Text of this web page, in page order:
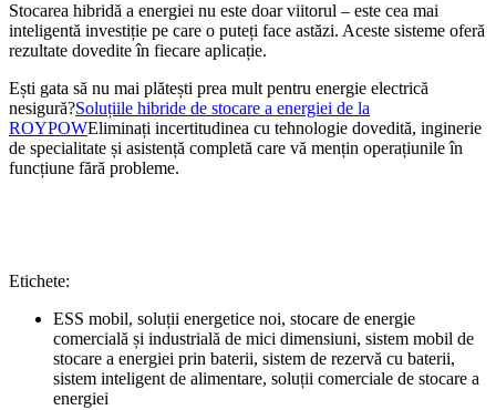
Stocarea hibridă a energiei nu este doar viitorul – este cea mai
inteligentă investiție pe care o puteți face astăzi. Aceste sisteme oferă
rezultate dovedite în fiecare aplicație.
Ești gata să nu mai plătești prea mult pentru energie electrică
nesigură?Soluțiile hibride de stocare a energiei de la
ROYPOWEliminați incertitudinea cu tehnologie dovedită, inginerie
de specialitate și asistență completă care vă mențin operațiunile în
funcțiune fără probleme.
Etichete:
ESS mobil, soluții energetice noi, stocare de energie
comercială și industrială de mici dimensiuni, sistem mobil de
stocare a energiei prin baterii, sistem de rezervă cu baterii,
sistem inteligent de alimentare, soluții comerciale de stocare a
energiei